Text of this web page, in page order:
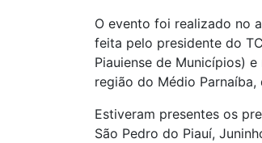
O evento foi realizado no
feita pelo presidente do
Piauiense de Municípios)
região do Médio
Estiveram presentes os
São Pedro do Piauí,